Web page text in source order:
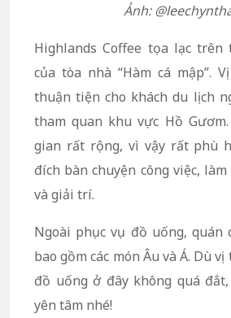
Ảnh:
Highlands Coffee tọa lạc trên
của tòa nhà “Hàm cá mập”.
thuận tiện cho khách du lịch
tham quan khu vực Hồ
gian rất rộng, vì vậy rất phù
đích bàn chuyện công việc,
và giải trí.
Ngoài phục vụ đồ uống, quán
bao gồm các món Âu và Á. Dù
đồ uống ở đây không quá
yên tâm nhé!